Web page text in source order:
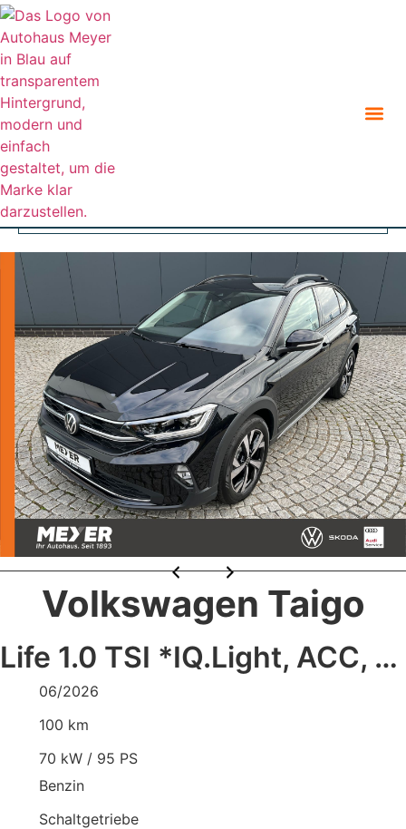
Volkswagen Taigo
Life 1.0 TSI *IQ.Light, ACC, Ready2Discove
06/2026
100 km
70 kW / 95 PS
Benzin
Schaltgetriebe